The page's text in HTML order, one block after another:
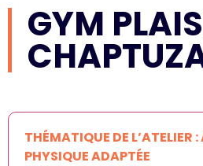
GYM
THÉMATIQUE DE L’ATELIER
PHYSIQUE ADAPTÉE